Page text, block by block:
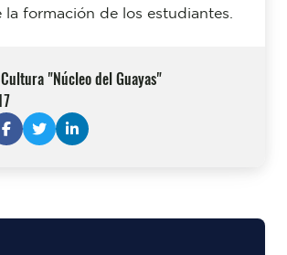
la formación de los estudiantes.
"Núcleo del Guayas"